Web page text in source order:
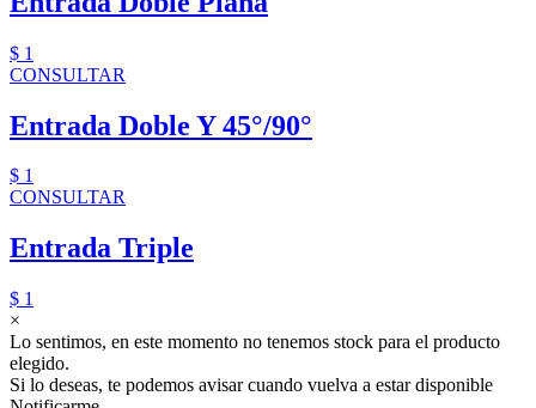
$ 1
CONSULTAR
Entrada Doble Y 45°/90°
$ 1
CONSULTAR
Entrada Triple
$ 1
×
Lo sentimos, en este momento no tenemos stock para el producto
elegido.
Si lo deseas, te podemos avisar cuando vuelva a estar disponible